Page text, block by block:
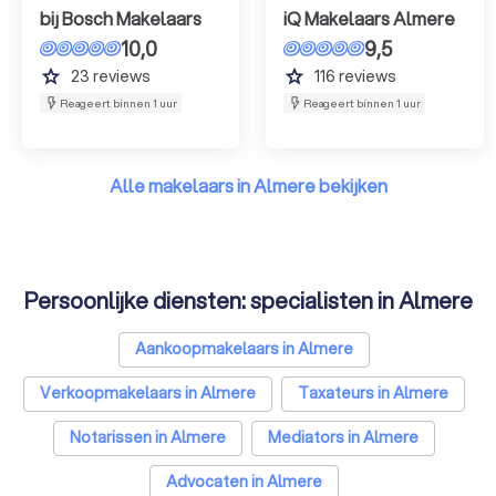
bij Bosch Makelaars
10,0
grade 23 reviews
Reageert binnen 1 uur
iQ Makelaars Almere
9,5
grade 116 reviews
Reageert binnen 1 uur
Alle makelaars in Almere bekijken
Persoonlijke diensten: specialisten in Almere
Aankoopmakelaars in Almere
Verkoopmakelaars in Almere
Taxateurs in Almere
Notarissen in Almere
Mediators in Almere
Advocaten in Almere